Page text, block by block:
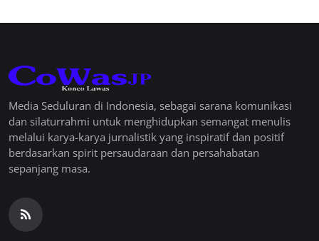
Media Seduluran di Indonesia, sebagai sarana komunikasi
dan silaturrahmi untuk menghidupkan semangat menulis
melalui karya-karya jurnalistik yang inspiratif dan positif
berdasarkan spirit persaudaraan dan persahabatan
sepanjang masa.